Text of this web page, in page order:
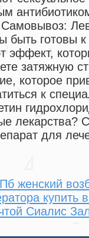
быть готовы
эффект,
затяжную
которое
к
лекарства?
для
женский
купить
Сиалис